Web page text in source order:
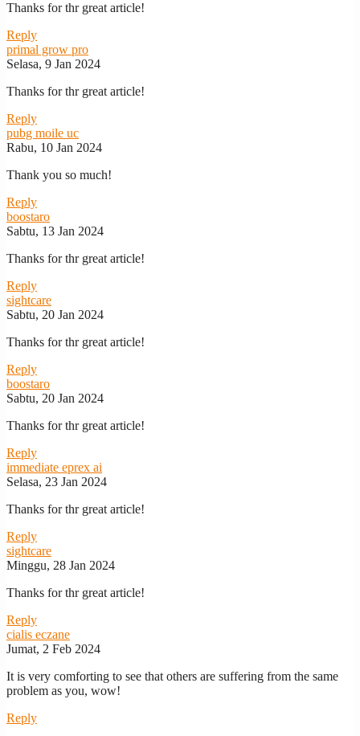
Thanks for thr great article!
Reply
primal grow pro
Selasa, 9 Jan 2024
Thanks for thr great article!
Reply
pubg moile uc
Rabu, 10 Jan 2024
Thank you so much!
Reply
boostaro
Sabtu, 13 Jan 2024
Thanks for thr great article!
Reply
sightcare
Sabtu, 20 Jan 2024
Thanks for thr great article!
Reply
boostaro
Sabtu, 20 Jan 2024
Thanks for thr great article!
Reply
immediate eprex ai
Selasa, 23 Jan 2024
Thanks for thr great article!
Reply
sightcare
Minggu, 28 Jan 2024
Thanks for thr great article!
Reply
cialis eczane
Jumat, 2 Feb 2024
It is very comforting to see that others are suffering from the same
problem as you, wow!
Reply